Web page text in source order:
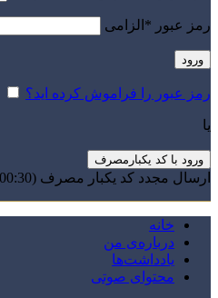
رمز عبور * الزامی
ورود
رمز عبور را فراموش کرده اید؟
یا
ورود با کد یکبارمصرف
ارسال مجدد کد یکبار مصرف (00:
30
خانه
درباره‌ی من
یادداشت‌ها
محتوای صوتی